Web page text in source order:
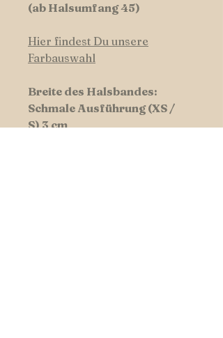
(ab Halsumfang 45)
Hier findest Du unsere
Farbauswahl
Breite des Halsbandes:
Schmale Ausführung (XS /
S) 3 cm